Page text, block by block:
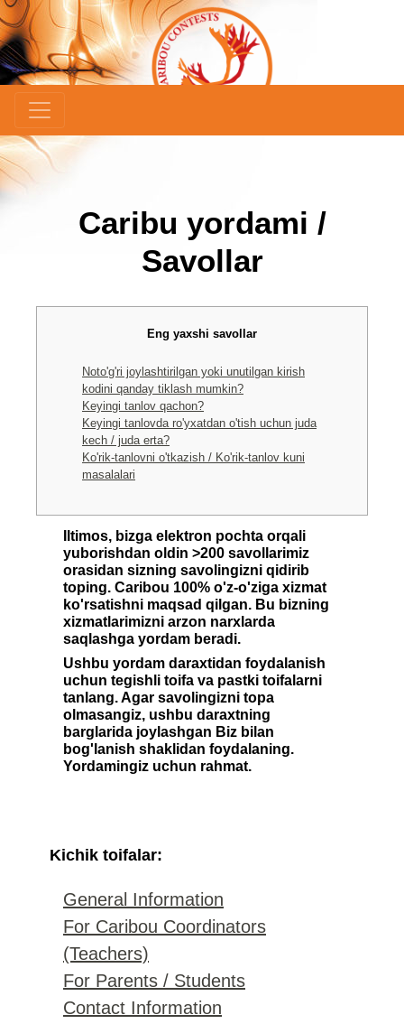
Caribu yordami /
Savollar
Eng yaxshi savollar
Noto'g'ri joylashtirilgan yoki unutilgan kirish
kodini qanday tiklash mumkin?
Keyingi tanlov qachon?
Keyingi tanlovda ro'yxatdan o'tish uchun juda
kech / juda erta?
Ko'rik-tanlovni o'tkazish / Ko'rik-tanlov kuni
masalalari
Iltimos, bizga elektron pochta orqali
yuborishdan oldin >200 savollarimiz
orasidan sizning savolingizni qidirib
toping. Caribou 100% o'z-o'ziga xizmat
ko'rsatishni maqsad qilgan. Bu bizning
xizmatlarimizni arzon narxlarda
saqlashga yordam beradi.
Ushbu yordam daraxtidan foydalanish
uchun tegishli toifa va pastki toifalarni
tanlang. Agar savolingizni topa
olmasangiz, ushbu daraxtning
barglarida joylashgan Biz bilan
bog'lanish shaklidan foydalaning.
Yordamingiz uchun rahmat.
Kichik toifalar:
General Information
For Caribou Coordinators
(Teachers)
For Parents / Students
Contact Information